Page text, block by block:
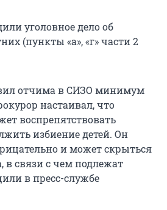
уголовное дело об
(пункты «а», «г» части 2
отчима в СИЗО минимум
настаивал, что
воспрепятствовать
избиение детей. Он
и может скрыться
в связи с чем подлежат
в пресс-службе